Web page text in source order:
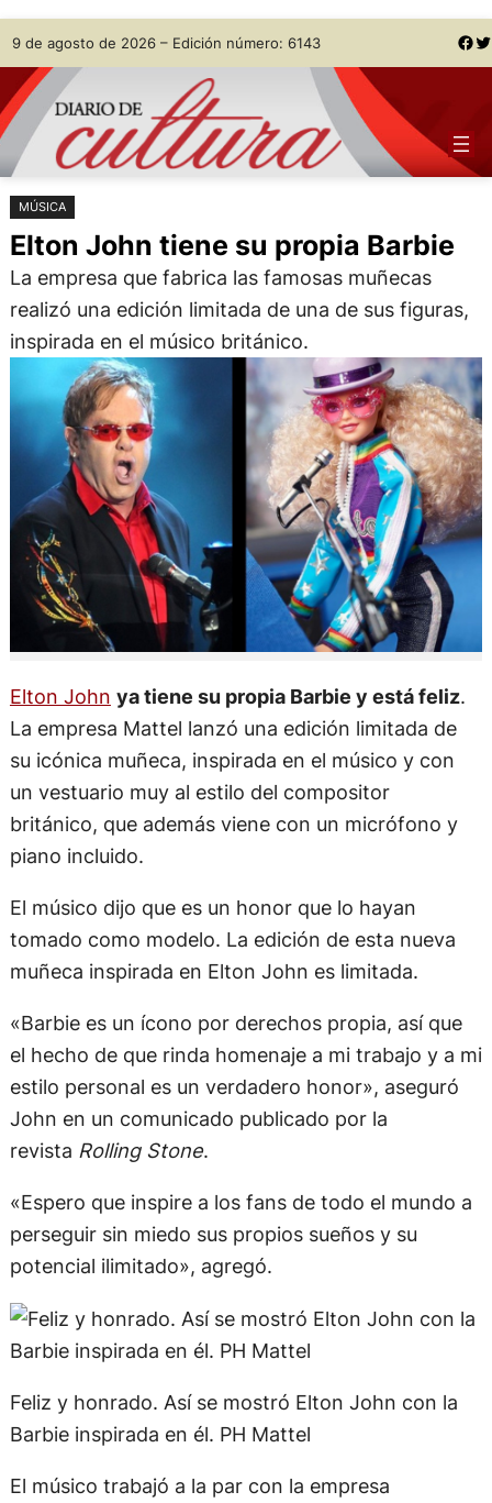
Saltar
al
contenido
Skip
to
content
9 de agosto de 2026 – Edición número: 6143 Facebook Twitter
MÚSICA
Elton John tiene su propia Barbie
La empresa que fabrica las famosas muñecas
realizó una edición limitada de una de sus figuras,
inspirada en el músico británico.
Elton John ya tiene su propia Barbie y está feliz.
La empresa Mattel lanzó una edición limitada de
su icónica muñeca, inspirada en el músico y con
un vestuario muy al estilo del compositor
británico, que además viene con un micrófono y
piano incluido.
El músico dijo que es un honor que lo hayan
tomado como modelo. La edición de esta nueva
muñeca inspirada en Elton John es limitada.
«Barbie es un ícono por derechos propia, así que
el hecho de que rinda homenaje a mi trabajo y a mi
estilo personal es un verdadero honor», aseguró
John en un comunicado publicado por la
revista Rolling Stone.
«Espero que inspire a los fans de todo el mundo a
perseguir sin miedo sus propios sueños y su
potencial ilimitado», agregó.
Feliz y honrado. Así se mostró Elton John con la
Barbie inspirada en él. PH Mattel
El músico trabajó a la par con la empresa